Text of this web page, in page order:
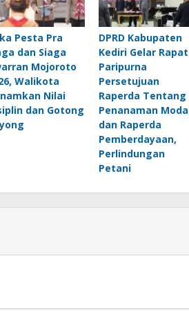
Pesta Pra
dan Siaga
Mojoroto
Walikota
Nilai
dan Gotong
DPRD Kabupaten
Kediri Gelar Rapat
Paripurna
Persetujuan
Raperda Tentang
Penanaman
dan Raperda
Pemberdayaan,
Perlindungan
Petani